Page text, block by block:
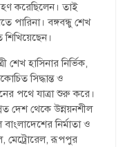
করেছিলেন। তাই
পারিনা। বঙ্গবন্ধু শেখ
শেখ হাসিনার নির্ভিক,
সিদ্ধান্ত ও
পথে যাত্রা শুরু করে।
দেশ থেকে উন্নয়নশীল
নির্মাতা ও
মেট্রোরেল, রূপপুর